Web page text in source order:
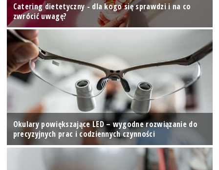
Catering dietetyczny - dla kogo się sprawdzi i na co
zwrócić uwagę?
Okulary powiększające LED – wygodne rozwiązanie do
precyzyjnych prac i codziennych czynności